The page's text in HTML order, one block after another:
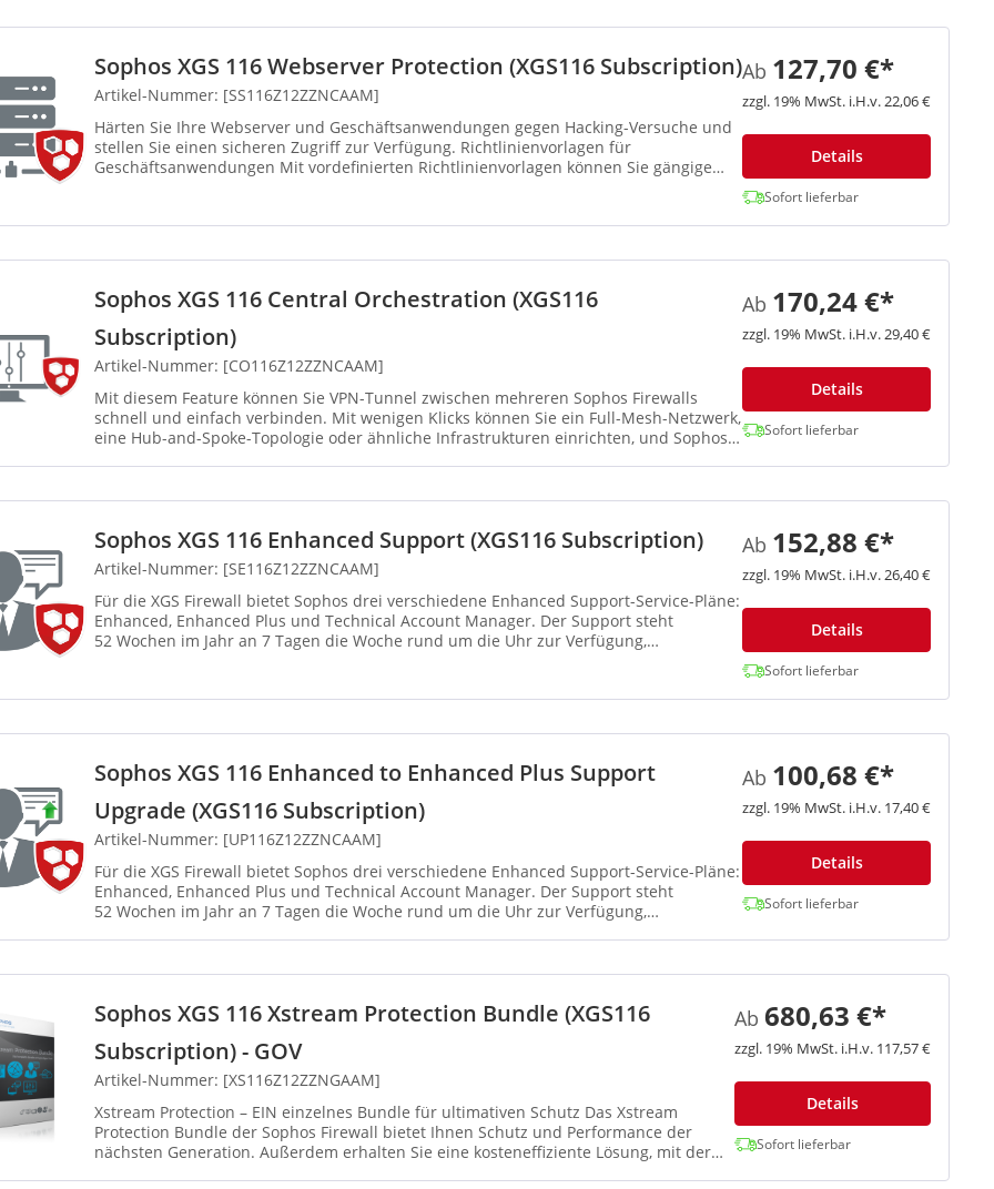
Sophos XGS 116 Webserver Protection (XGS116 Subscription)
Artikel-Nummer: [SS116Z12ZZNCAAM]
Härten Sie Ihre Webserver und Geschäftsanwendungen gegen Hacking-Versuche und
stellen Sie einen sicheren Zugriff zur Verfügung. Richtlinienvorlagen für
Geschäftsanwendungen Mit vordefinierten Richtlinienvorlagen können Sie gängige
Ab 127,70 €*
zzgl. 19% MwSt. i.H.v. 22,06 €
Details
Sofort lieferbar
Sophos XGS 116 Central Orchestration (XGS116
Subscription)
Artikel-Nummer: [CO116Z12ZZNCAAM]
Mit diesem Feature können Sie VPN-Tunnel zwischen mehreren Sophos Firewalls
schnell und einfach verbinden. Mit wenigen Klicks können Sie ein Full-Mesh-Netzwerk,
eine Hub-and-Spoke-Topologie oder ähnliche Infrastrukturen einrichten, und Sophos
Ab 170,24 €*
zzgl. 19% MwSt. i.H.v. 29,40 €
Details
Sofort lieferbar
Sophos XGS 116 Enhanced Support (XGS116 Subscription)
Artikel-Nummer: [SE116Z12ZZNCAAM]
Für die XGS Firewall bietet Sophos drei verschiedene Enhanced Support-Service-Pläne:
Enhanced, Enhanced Plus und Technical Account Manager. Der Support steht
52 Wochen im Jahr an 7 Tagen die Woche rund um die Uhr zur Verfügung,
Ab 152,88 €*
zzgl. 19% MwSt. i.H.v. 26,40 €
Details
Sofort lieferbar
Sophos XGS 116 Enhanced to Enhanced Plus Support
Upgrade (XGS116 Subscription)
Artikel-Nummer: [UP116Z12ZZNCAAM]
Für die XGS Firewall bietet Sophos drei verschiedene Enhanced Support-Service-Pläne:
Enhanced, Enhanced Plus und Technical Account Manager. Der Support steht
52 Wochen im Jahr an 7 Tagen die Woche rund um die Uhr zur Verfügung,
Ab 100,68 €*
zzgl. 19% MwSt. i.H.v. 17,40 €
Details
Sofort lieferbar
Sophos XGS 116 Xstream Protection Bundle (XGS116
Subscription) - GOV
Artikel-Nummer: [XS116Z12ZZNGAAM]
Xstream Protection – EIN einzelnes Bundle für ultimativen Schutz Das Xstream
Protection Bundle der Sophos Firewall bietet Ihnen Schutz und Performance der
nächsten Generation. Außerdem erhalten Sie eine kosteneffiziente Lösung, mit der
Ab 680,63 €*
zzgl. 19% MwSt. i.H.v. 117,57 €
Details
Sofort lieferbar